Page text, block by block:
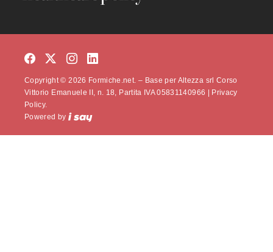
Copyright © 2026 Formiche.net. – Base per Altezza srl Corso
Vittorio Emanuele II, n. 18, Partita IVA 05831140966 | Privacy
Policy.
Powered by